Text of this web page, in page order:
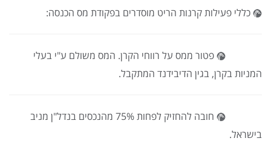
כללי פעילות קרנות הריט מוסדרים בפקודת מס הכנסה:
פטור ממס על רווחי הקרן. המס משולם ע"י בעלי
המניות בקרן, בגין הדיבידנד המתקבל.
חובה להחזיק לפחות 75% מהנכסים בנדל"ן מניב
בישראל.